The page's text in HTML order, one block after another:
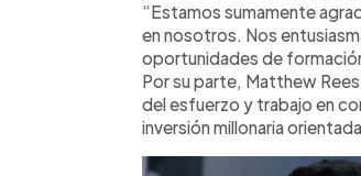
“Estamos sumamente
en nosotros. Nos
oportunidades de
Por su parte, Matthew
del esfuerzo y trabajo en
inversión millonaria